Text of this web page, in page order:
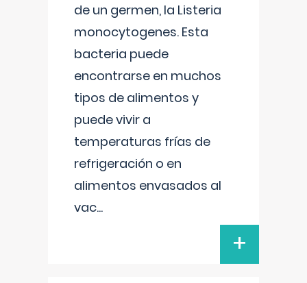
de un germen, la Listeria
monocytogenes. Esta
bacteria puede
encontrarse en muchos
tipos de alimentos y
puede vivir a
temperaturas frías de
refrigeración o en
alimentos envasados al
vac...
+